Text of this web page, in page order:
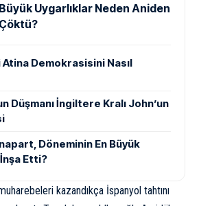
Büyük Uygarlıklar Neden Aniden
Çöktü?
Demokrasisini Nasıl
Düşmanı İngiltere Kralı John’un
Döneminin En Büyük
Etti?
kazandıkça İspanyol tahtını